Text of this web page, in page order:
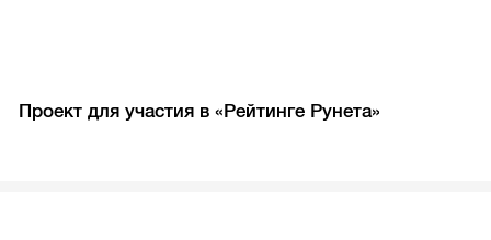
Проект для участия в «Рейтинге Рунета»